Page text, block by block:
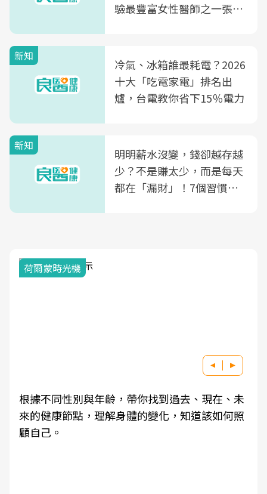
驗最豐富女性醫師之一張永
光田醫院建構360度女性健
康照護生態圈
新知
冷氣、冰箱誰最耗電？2026
十大「吃電家電」排名出
爐，台電教你省下15％電力
新知
明明薪水沒變，錢卻越存越
少？不是賺太少，而是每天
都在「漏財」！7個習慣一
荷爾蒙時光機
根據不同性別與年齡，帶你找到過去、現在、未
來的健康節點，理解身體的變化，知道該如何照
顧自己。